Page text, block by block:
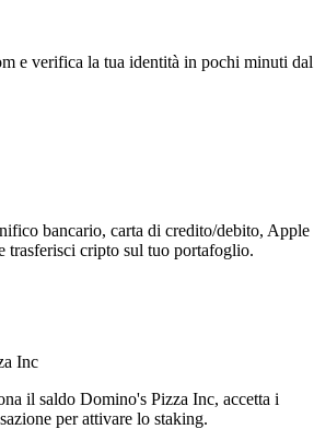
e verifica la tua identità in pochi minuti dal
bancario, carta di credito/debito, Apple
trasferisci cripto sul tuo portafoglio.
Inc
il saldo Domino's Pizza Inc, accetta i
per attivare lo staking.